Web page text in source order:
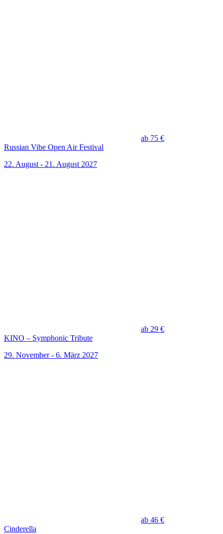
ab 75 €
Russian Vibe Open Air Festival
22. August - 21. August 2027
ab 29 €
KINO – Symphonic Tribute
29. November - 6. März 2027
ab 46 €
Cinderella